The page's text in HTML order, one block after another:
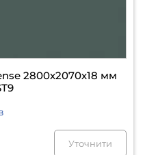
2800х2070х18 мм
Уточнити